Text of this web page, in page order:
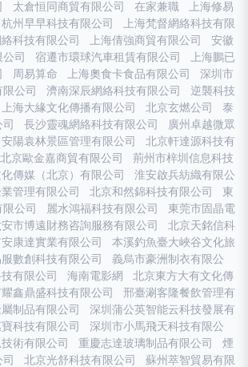
太倉恒同商貿有限公司 在家兼職
上海修易
杭州早早科技有限公司
上海梵督網絡科技有限
絡科技有限公司 上海倩強商貿有限公司
安徽
司
宿遷市環球汽車租賃有限公司
上海鵬已
周易算命 上海奧食卡食品有限公司
深圳市
公司
濟南深辰網絡科技有限公司
逆襲科技
上海大緣文化傳播有限公司 北京玄燃公司
泰
長沙靈魂網絡科技有限公司
廣州卓越微眾
安陽袁林景區管理有限公司
北京軒達源科技有
北京歐金嘉商貿有限公司
荊州市梓圳信息科技
傳媒（北京）有限公司
淮安啟兵紡織有限公
管理有限公司 北京和然錦科技有限公司
東
公司
麗水鴻福科技有限公司
東莞市固晶電
安市博遠財務咨詢服務有限公司
北京天銘信科
康達實業有限公司
本溪釣魚臺大峽谷文化旅
數創科技有限公司
義烏市豪洲制衣有限公
有限公司 海南電影網
北京東方大有文化傳
鑫鼎盛科技有限公司
邢臺涮客隆餐飲管理有
制品有限公司
深圳蒲公英智能云科技發展有
科技有限公司
深圳市小馬飛天科技有限公
術有限公司 重慶志達玻璃制品有限公司
煙
北京光舒科技有限公司
蘇州萃智貿易有限